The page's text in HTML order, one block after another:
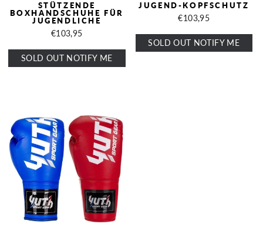
STÜTZENDE
BOXHANDSCHUHE FÜR
JUGENDLICHE
€103,95
SOLD OUT NOTIFY ME
JUGEND-KOPFSCHUTZ
€103,95
SOLD OUT NOTIFY ME